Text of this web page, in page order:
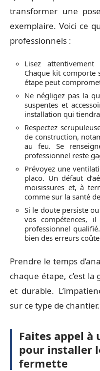
transformer une
exemplaire. Voici ce
professionnels :
Lisez
Chaque kit comporte
étape peut
Ne négligez pas la
suspentes et
installation qui
Respectez
de construction,
au feu. Se
professionnel reste
Prévoyez une
placo. Un défaut
moisissures et, à
comme sur la santé
Si le doute persiste
vos compétences,
professionnel
bien des erreurs
Prendre le temps
chaque étape, c’est la
et durable.
sur ce type de chantier.
Faites appel à
pour installer
fermette